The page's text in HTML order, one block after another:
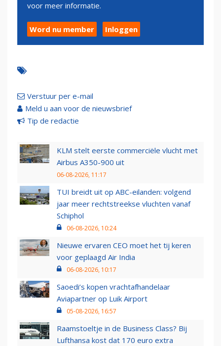
voor meer informatie.
Word nu member Inloggen
Verstuur per e-mail
Meld u aan voor de nieuwsbrief
Tip de redactie
KLM stelt eerste commerciële vlucht met
Airbus A350-900 uit
06-08-2026, 11:17
TUI breidt uit op ABC-eilanden: volgend
jaar meer rechtstreekse vluchten vanaf
Schiphol
06-08-2026, 10:24
Nieuwe ervaren CEO moet het tij keren
voor geplaagd Air India
06-08-2026, 10:17
Saoedi’s kopen vrachtafhandelaar
Aviapartner op Luik Airport
05-08-2026, 16:57
Raamstoeltje in de Business Class? Bij
Lufthansa kost dat 170 euro extra